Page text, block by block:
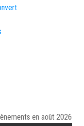
en août 2026